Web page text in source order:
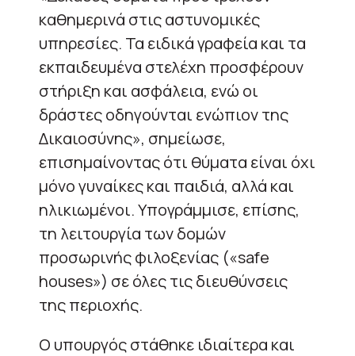
καθημερινά στις αστυνομικές
υπηρεσίες. Τα ειδικά γραφεία και τα
εκπαιδευμένα στελέχη προσφέρουν
στήριξη και ασφάλεια, ενώ οι
δράστες οδηγούνται ενώπιον της
Δικαιοσύνης», σημείωσε,
επισημαίνοντας ότι θύματα είναι όχι
μόνο γυναίκες και παιδιά, αλλά και
ηλικιωμένοι. Υπογράμμισε, επίσης,
τη λειτουργία των δομών
προσωρινής φιλοξενίας («safe
houses») σε όλες τις διευθύνσεις
της περιοχής.
Ο υπουργός στάθηκε ιδιαίτερα και